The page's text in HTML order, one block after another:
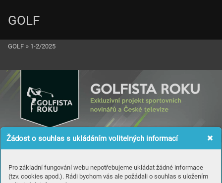
Žádost o souhlas s ukládáním volitelných informací
Pro základní fungování webu nepotřebujeme ukládat žádné informace
(tzv. cookies apod.). Rádi bychom vás ale požádali o souhlas s uložením
GOLF
GOLF » 1-2/2025